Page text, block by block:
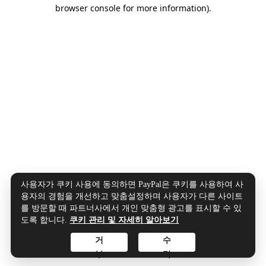
browser console for more information).
사용자가 쿠키 사용에 동의하면 PayPal은 쿠키를 사용하여 사
용자의 경험을 개선하고 맞춤설정하며 사용자가 다른 사이트
를 방문할 때 파트너사에서 개인 맞춤형 광고를 표시할 수 있
도록 합니다. 쿠키 관리 및 자세히 알아보기
수
락
거
부